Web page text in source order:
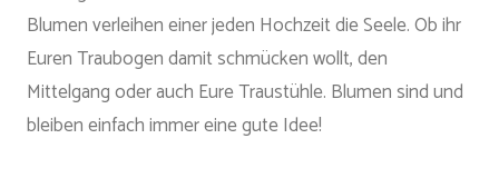
Blumen verleihen einer jeden Hochzeit die Seele. Ob ihr
Euren Traubogen damit schmücken wollt, den
Mittelgang oder auch Eure Traustühle. Blumen sind und
bleiben einfach immer eine gute Idee!